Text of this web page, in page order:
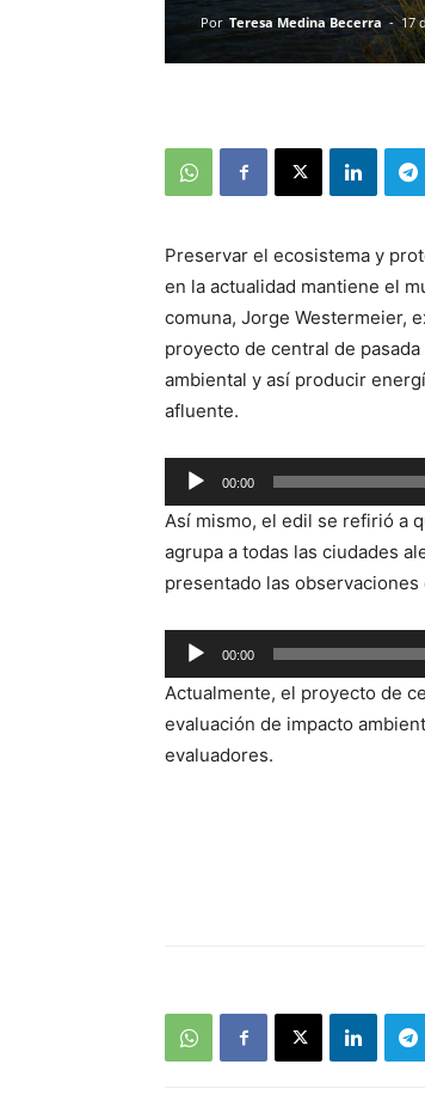
Por Teresa Medina Becerra - 17
Preservar el ecosistema y
en la actualidad mantiene el
comuna, Jorge Westermeier,
proyecto de central de
ambiental y así producir
afluente.
Reproductor
de
audio
00:00
Así mismo, el edil se refirió a
agrupa a todas las ciudades
presentado las
Reproductor
de
audio
00:00
Actualmente, el proyecto de
evaluación de impacto
evaluadores.